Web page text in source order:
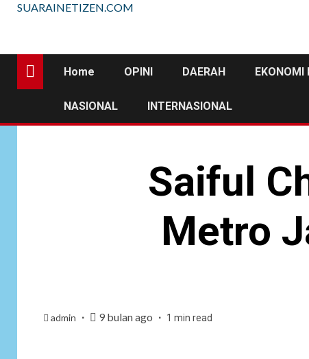
SUARAINETIZEN.COM
Home OPINI DAERAH EKONOMI
NASIONAL INTERNASIONAL
Saiful
Metro
admin 9 bulan ago 1 min read